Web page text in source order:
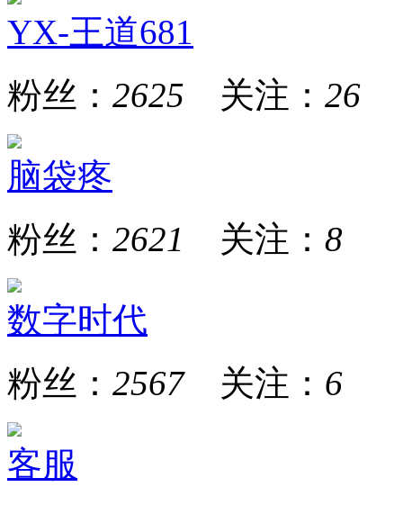
YX-王道681
粉丝： 2625 关注： 26
脑袋疼
粉丝： 2621 关注： 8
数字时代
粉丝： 2567关注： 6
客服